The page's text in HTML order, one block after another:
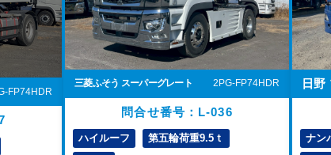
FP74HDR
三菱ふそう スーパーグレート 2PG-FP74HDR
問合せ番号：L-036
ハイルーフ
第五輪荷重9.5ｔ
日野
ナン